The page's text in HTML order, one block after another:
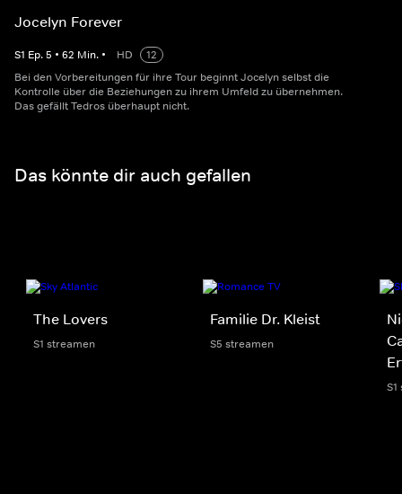
Jocelyn Forever
S1 Ep.5 • 62 Min. • HD
12
Bei den Vorbereitungen für ihre Tour beginnt Jocelyn selbst die
Kontrolle über die Beziehungen zu ihrem Umfeld zu übernehmen.
Das gefällt Tedros überhaupt nicht.
Das könnte dir auch gefallen
The Lovers
S1 streamen
Familie Dr. Kleist
S5 streamen